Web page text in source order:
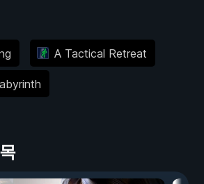
A Tactical Retreat